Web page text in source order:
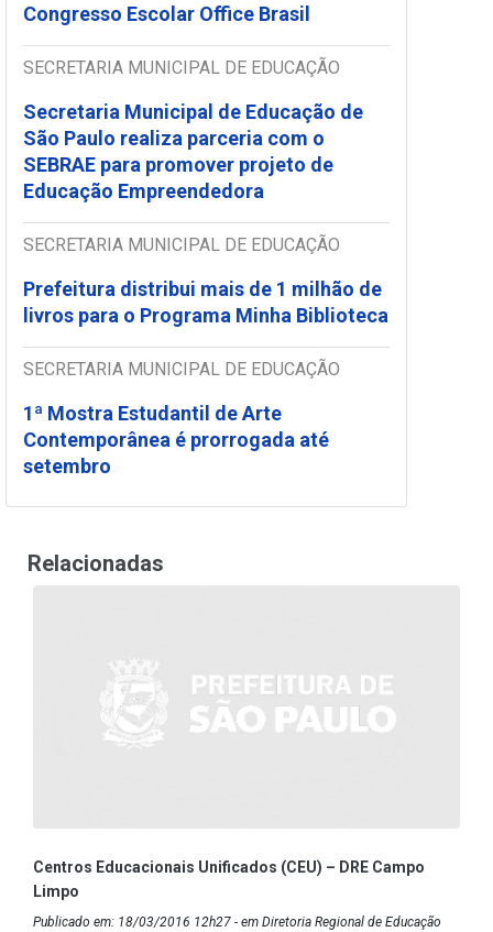
Congresso Escolar Office Brasil
SECRETARIA MUNICIPAL DE EDUCAÇÃO
Secretaria Municipal de Educação de
São Paulo realiza parceria com o
SEBRAE para promover projeto de
Educação Empreendedora
SECRETARIA MUNICIPAL DE EDUCAÇÃO
Prefeitura distribui mais de 1 milhão de
livros para o Programa Minha Biblioteca
SECRETARIA MUNICIPAL DE EDUCAÇÃO
1ª Mostra Estudantil de Arte
Contemporânea é prorrogada até
setembro
Relacionadas
Centros Educacionais Unificados (CEU) – DRE Campo
Limpo
Publicado em: 18/03/2016 12h27 - em Diretoria Regional de Educação